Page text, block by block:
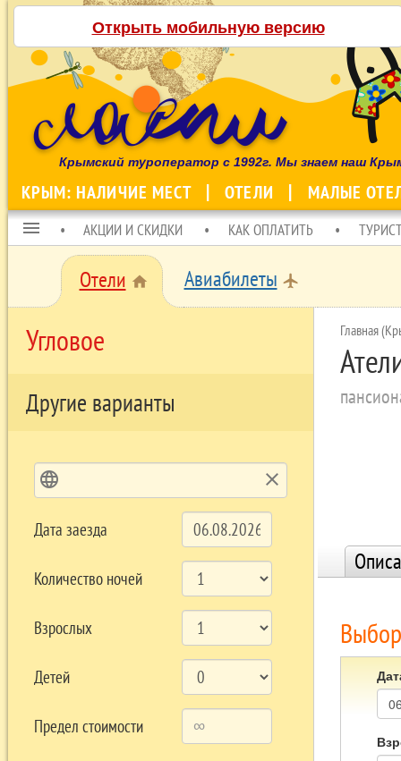
Открыть мобильную версию
Крымский туроператор с 1992г. Мы знаем наш
КРЫМ: НАЛИЧИЕ МЕСТ ОТЕЛИ МАЛЫЕ
menu АКЦИИ И СКИДКИ КАК ОПЛАТИТЬ
Отели home Авиабилеты local_airport
Угловое
Другие варианты
language clear
Дата заезда
Количество ночей
Взрослых
Детей
Предел стоимости
Главная